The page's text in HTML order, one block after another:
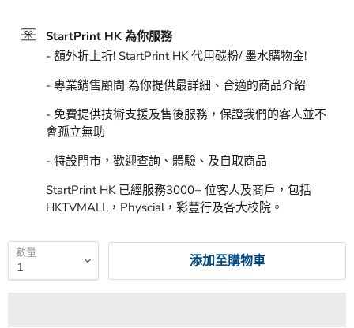
StartPrint HK 為你服務
- 額外折上折! StartPrint HK 代用碳粉/ 墨水購物金!
- 專業銷售顧問 為你提供最詳細、合適的商品介紹
- 免費提供技術支援及售後服務，保證我們的客人並不
會孤立無助
- 特設門市，歡迎查詢、體驗、及自取商品
StartPrint HK 已經服務3000+ 位客人及商戶，包括
HKTVMALL，Physcial，彩豐行及各大校院。
數量 添加至購物車